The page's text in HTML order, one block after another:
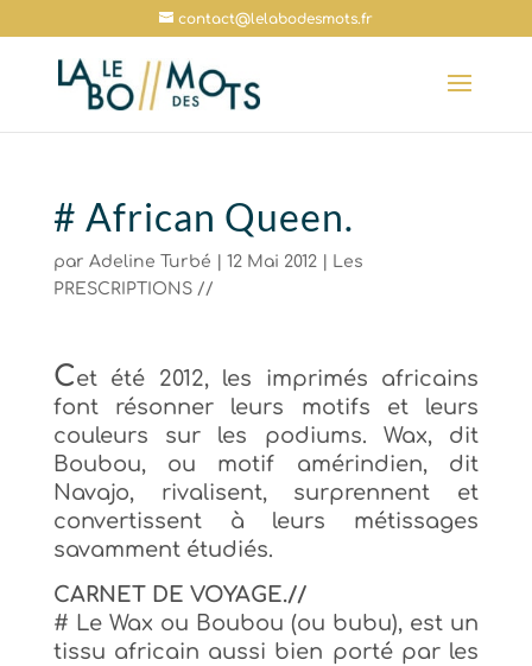
contact@lelabodesmots.fr
# African Queen.
par Adeline Turbé 12 Mai 2012|
Les
PRESCRIPTIONS //
Cet été 2012, les imprimés africains
font résonner leurs motifs et leurs
couleurs sur les podiums. Wax, dit
Boubou, ou motif amérindien, dit
Navajo, rivalisent, surprennent et
convertissent à leurs métissages
savamment étudiés.
CARNET DE VOYAGE.//
# Le Wax ou Boubou (ou bubu), est un
tissu africain aussi bien porté par les